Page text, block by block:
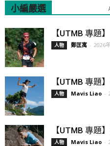
小編嚴選
【UTMB 專題
人物 鄭匡寓 - 2026
【UTMB 專題
人物 Mavis Liao -
【UTMB 專題
人物 Mavis Liao -